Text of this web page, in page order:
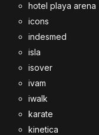
hotel playa arena
icons
indesmed
isla
isover
ivam
iwalk
karate
kinetica